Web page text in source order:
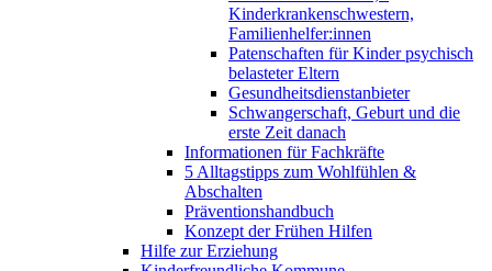
Kinderkrankenschwestern,
Familienhelfer:innen
Patenschaften für Kinder psychisch
belasteter Eltern
Gesundheitsdienstanbieter
Schwangerschaft, Geburt und die
erste Zeit danach
Informationen für Fachkräfte
5 Alltagstipps zum Wohlfühlen &
Abschalten
Präventionshandbuch
Konzept der Frühen Hilfen
Hilfe zur Erziehung